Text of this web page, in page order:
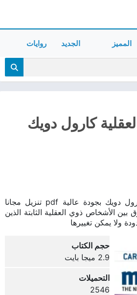
المميز الجديد روايات
كارول دويك
تحميل كتاب العقلية كارول دويك بجودة عالية pdf تنزيل مجانا
بين الأشخاص ذوي العقلية الثابتة الذين
ولا يمكن تغييرها
حجم الكتاب
2.9 ميجا بايت
التحميلات
2546